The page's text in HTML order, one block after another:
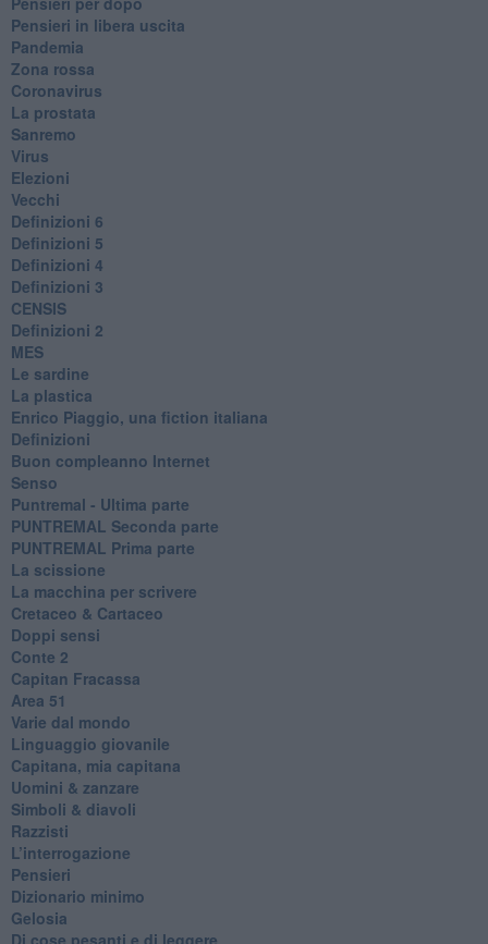
​Pensieri in libera uscita
Pandemia
Zona rossa
Coronavirus
La prostata
Sanremo
Virus
Elezioni
Vecchi
Definizioni 6
Definizioni 5
Definizioni 4
Definizioni 3
CENSIS
​Definizioni 2
MES
Le sardine
La plastica
​Enrico Piaggio, una fiction italiana
Definizioni
​Buon compleanno Internet
Senso
Puntremal - Ultima parte
PUNTREMAL Seconda parte
​PUNTREMAL Prima parte
La scissione
La macchina per scrivere
Cretaceo & Cartaceo
Doppi sensi
​Conte 2
​Capitan Fracassa
​Area 51
Varie dal mondo
​Linguaggio giovanile
​Capitana, mia capitana
Uomini & zanzare
​Simboli & diavoli
Razzisti
​L’interrogazione
Pensieri
​Dizionario minimo
Gelosia
Di cose pesanti e di leggere